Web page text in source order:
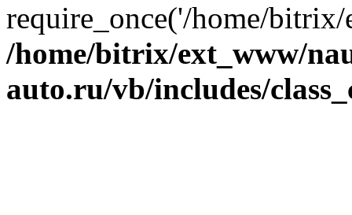
require_once('/home/
/home/bitrix/ext_www/
auto.ru/vb/includes/